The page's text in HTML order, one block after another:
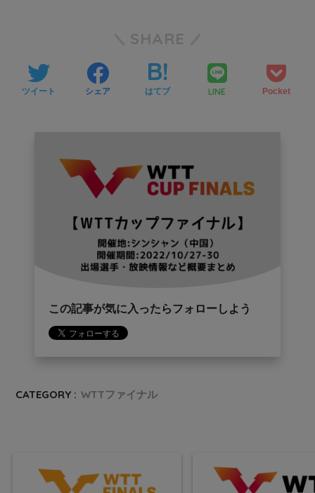
SHARE
ツイート シェア はてブ LINE Pocket
この記事が気に入ったらフォローしよう
CATEGORY : WTTファイナル